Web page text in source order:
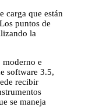
carga que están
puntos de
la
moderno e
software 3.5,
recibir
se maneja